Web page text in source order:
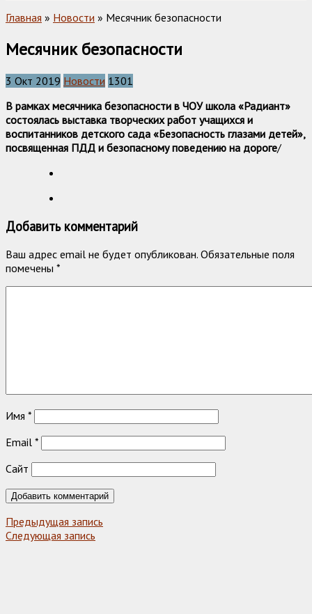
Главная » Новости » Месячник безопасности
Месячник безопасности
3 Окт 2019 Новости 1301
В рамках месячника безопасности в ЧОУ школа «Радиант»
состоялась выставка творческих работ учащихся и
воспитанников детского сада «Безопасность глазами детей»,
посвященная ПДД и безопасному поведению на дороге/
Добавить комментарий
Ваш адрес email не будет опубликован. Обязательные поля
помечены *
Имя *
Email *
Сайт
Предыдущая запись
Следующая запись